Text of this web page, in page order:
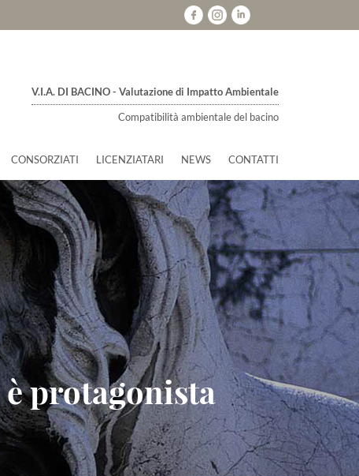
V.I.A. DI BACINO - Valutazione di Impatto Ambientale
Compatibilità ambientale del bacino
CONSORZIATI LICENZIATARI NEWS CONTATTI
protagonista